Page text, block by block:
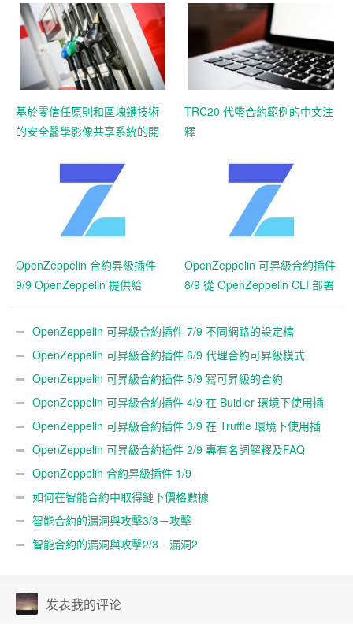
基於零信任原則和區塊鏈技術
的安全醫學影像共享系統的開
TRC20 代幣合約範例的中文注
釋
OpenZeppelin 合約昇級插件
9/9 OpenZeppelin 提供給
OpenZeppelin 可昇級合約插件
8/9 從 OpenZeppelin CLI 部署
OpenZeppelin 可昇級合約插件 7/9 不同網路的設定檔
OpenZeppelin 可昇級合約插件 6/9 代理合約可昇級模式
OpenZeppelin 可昇級合約插件 5/9 寫可昇級的合約
OpenZeppelin 可昇級合約插件 4/9 在 Buidler 環境下使用插
件 OpenZeppelin 可昇級合約插件 3/9 在 Truffle 環境下使用插
件 OpenZeppelin 可昇級合約插件 2/9 專有名詞解釋及FAQ
OpenZeppelin 合約昇級插件 1/9
如何在智能合約中取得鏈下價格數據
智能合約的漏洞與攻擊3/3－攻擊
智能合約的漏洞與攻擊2/3－漏洞2
发表我的评论